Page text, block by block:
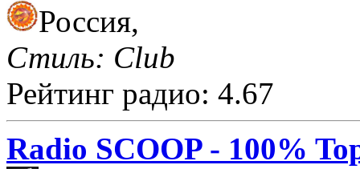
Россия,
Стиль: Club
Рейтинг радио: 4.67
Radio SCOOP - 100%